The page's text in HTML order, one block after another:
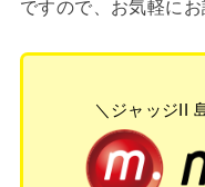
ですので、お気軽にお
＼ジャッジII